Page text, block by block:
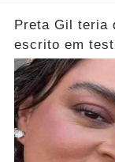
Preta Gil teria
escrito em
mais